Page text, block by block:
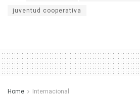
juventud cooperativa
Home Internacional